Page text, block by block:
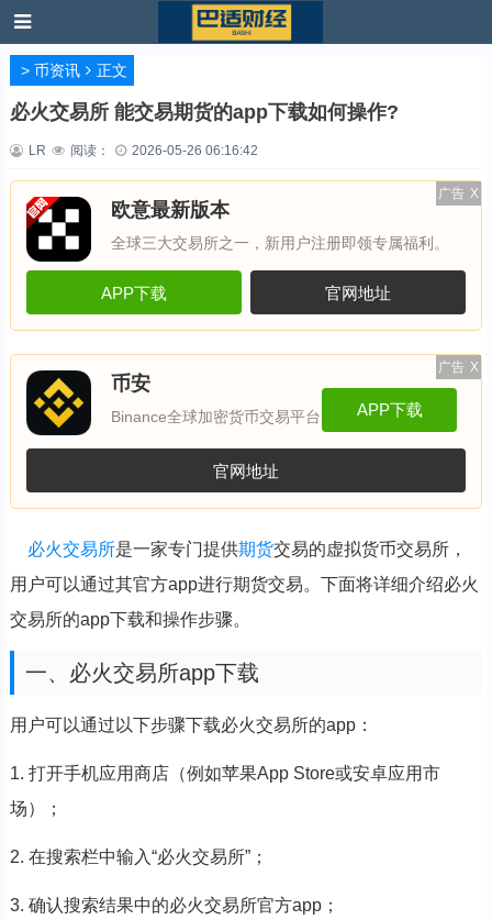
> 币资讯 正文
必火交易所 能交易期货的app下载如何操作?
LR 阅读： 2026-05-26 06:16:42
广告 X
欧意最新版本
全球三大交易所之一，新用户注册即领专属福利。
APP下载 官网地址
广告 X
币安
Binance全球加密货币交易平台 APP下载
官网地址
必火交易所是一家专门提供期货交易的虚拟货币交易所，
用户可以通过其官方app进行期货交易。下面将详细介绍必火
交易所的app下载和操作步骤。
一、必火交易所app下载
用户可以通过以下步骤下载必火交易所的app：
1. 打开手机应用商店（例如苹果App Store或安卓应用市
场）；
2. 在搜索栏中输入“必火交易所”；
3. 确认搜索结果中的必火交易所官方app；